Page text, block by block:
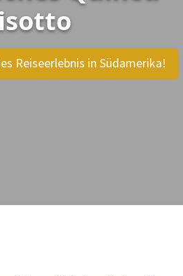
Reiseerlebnis in Südamerika!